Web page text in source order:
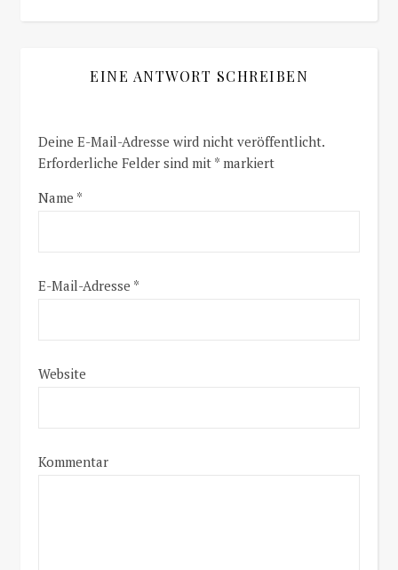
EINE ANTWORT SCHREIBEN
Deine E-Mail-Adresse wird nicht veröffentlicht.
Erforderliche Felder sind mit * markiert
Name *
E-Mail-Adresse *
Website
Kommentar